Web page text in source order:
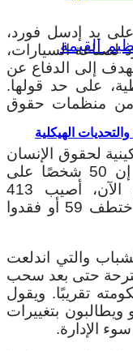
الهيكلية
وتأسست المنظمة في عام 1936 على يد إدسل فورد،
السيارات،
إلى الدفاع عن
على حد قولها.
منظمات حقوق
لحقوق الإنسان
التي تمولها الحكومة، يوم الثلاثاء، إن 50 شخصًا على
الأقل قتلوا في الاحتجاجات حتى الآن، أصيب 413
شخصا، وتم احتجاز 682 تعسفيا، واختطف 59 أو فقدوا
والتي اندلعت
حتى بعد سحب
تقريبًا. ويقول
ويطالبون بتغييرات
الإدارة.